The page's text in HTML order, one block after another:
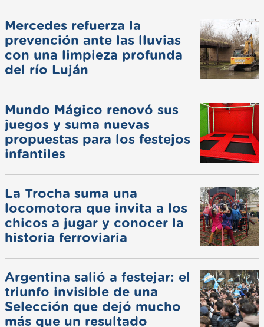
Mercedes refuerza la
prevención ante las lluvias
con una limpieza profunda
del río Luján
Mundo Mágico renovó sus
juegos y suma nuevas
propuestas para los festejos
infantiles
La Trocha suma una
locomotora que invita a los
chicos a jugar y conocer la
historia ferroviaria
Argentina salió a festejar: el
triunfo invisible de una
Selección que dejó mucho
más que un resultado